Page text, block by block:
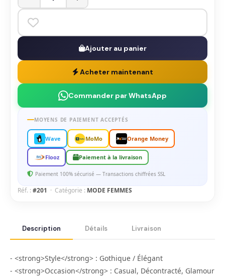
Ajouter au panier
Acheter maintenant
Commander par WhatsApp
MOYENS DE PAIEMENT ACCEPTÉS
Wave MoMo Orange Money
Flooz Paiement à la livraison
Paiement 100% sécurisé — Transactions chiffrées SSL
Réf. : #201 · Catégorie : MODE FEMMES
Description Détails Livraison
- <strong>Style</strong> : Gothique / Élégant
- <strong>Occasion</strong> : Casual, Décontracté, Glamour